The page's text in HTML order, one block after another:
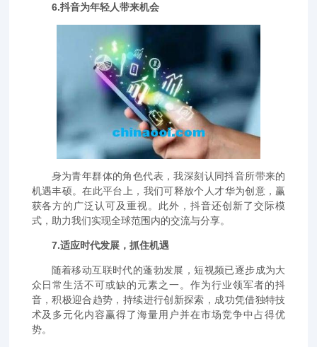
6.抖音为年轻人带来机会
身为青年群体的角色代表，我深刻认同抖音所带来的
机遇丰硕。在此平台上，我们可释放个人才华为创意，赢
获各方的广泛认可及重视。此外，抖音还创新了交际模
式，助力我们实现全球范围内的交流与分享。
7.适应时代发展，抓住机遇
随着移动互联时代的蓬勃发展，短视频已逐步成为大
众日常生活不可或缺的元素之一。作为行业领军者的抖
音，积极迎合趋势，持续进行创新探索，成功凭借独特技
术及多元化内容赢得了海量用户并在市场竞争中占得优
势。